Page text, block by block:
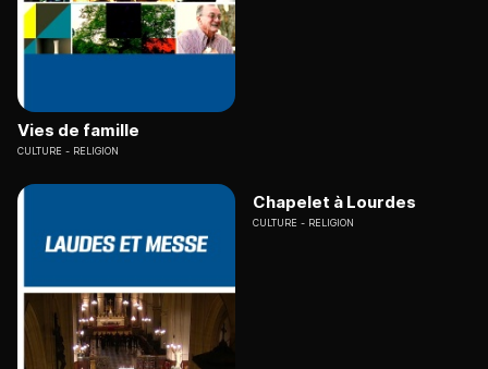
Vies de famille
CULTURE RELIGION
Chapelet à Lourdes
CULTURE RELIGION